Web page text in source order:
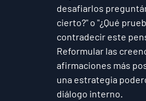
desafiarlos
cierto?" o "¿Qué
contradecir este
Reformular las
afirmaciones más
una estrategia
diálogo interno.